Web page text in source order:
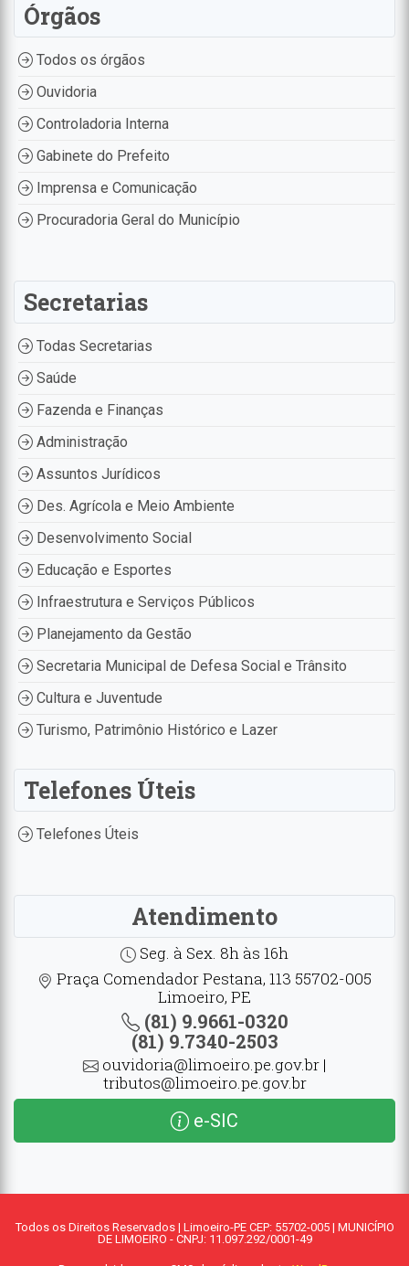
Órgãos
Todos os órgãos
Ouvidoria
Controladoria Interna
Gabinete do Prefeito
Imprensa e Comunicação
Procuradoria Geral do Município
Secretarias
Todas Secretarias
Saúde
Fazenda e Finanças
Administração
Assuntos Jurídicos
Des. Agrícola e Meio Ambiente
Desenvolvimento Social
Educação e Esportes
Infraestrutura e Serviços Públicos
Planejamento da Gestão
Secretaria Municipal de Defesa Social e Trânsito
Cultura e Juventude
Turismo, Patrimônio Histórico e Lazer
Telefones Úteis
Telefones Úteis
Atendimento
Seg. à Sex. 8h às 16h
Praça Comendador Pestana, 113 55702-005
Limoeiro, PE
(81) 9.9661-0320
(81) 9.7340-2503
ouvidoria@limoeiro.pe.gov.br |
tributos@limoeiro.pe.gov.br
e-SIC
Todos os Direitos Reservados | Limoeiro-PE CEP: 55702-005 | MUNICÍPIO
DE LIMOEIRO - CNPJ: 11.097.292/0001-49